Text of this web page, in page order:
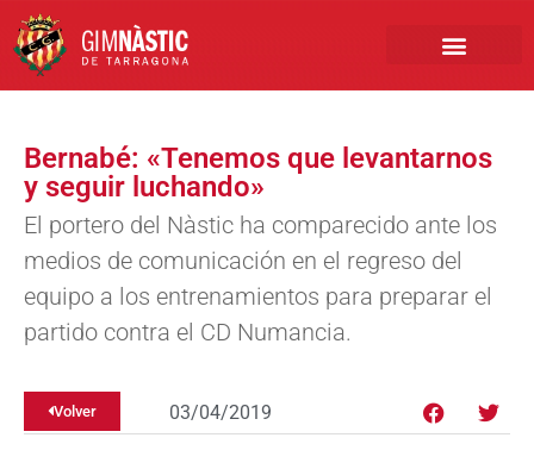
Bernabé: «Tenemos que levantarnos
y seguir luchando»
El portero del Nàstic ha comparecido ante los
medios de comunicación en el regreso del
equipo a los entrenamientos para preparar el
partido contra el CD Numancia.
Volver 03/04/2019